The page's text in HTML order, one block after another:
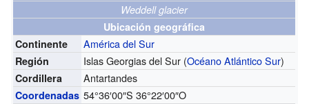
Weddell glacier
Ubicación geográfica
Continente
América del Sur
Región Islas Georgias del Sur (Océano Atlántico Sur)
Cordillera Antartandes
Coordenadas 54°36′00″S 36°22′00″O